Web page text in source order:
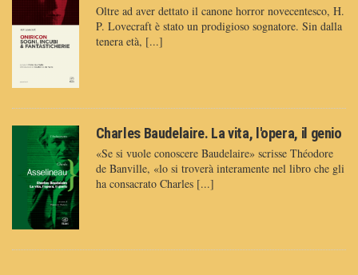
Oltre ad aver dettato il canone horror novecentesco, H.
P. Lovecraft è stato un prodigioso sognatore. Sin dalla
tenera età, [...]
Charles Baudelaire. La vita, l'opera, il genio
«Se si vuole conoscere Baudelaire» scrisse Théodore
de Banville, «lo si troverà interamente nel libro che gli
ha consacrato Charles [...]